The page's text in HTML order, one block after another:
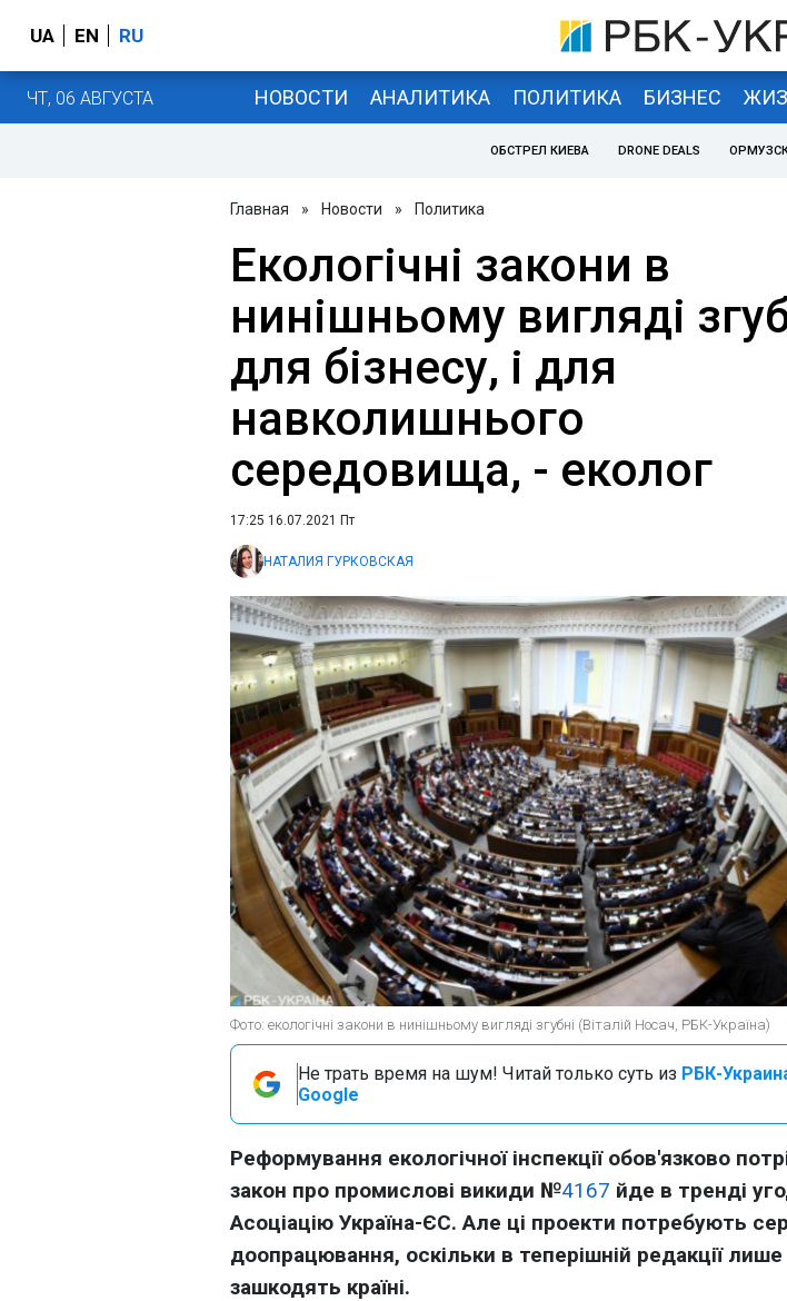
UA EN RU
ЧТ, 06 АВГУСТА НОВОСТИ АНАЛИТИКА ПОЛИТИКА БИЗНЕС
ОБСТРЕЛ КИЕВА DRONE DEALS
Главная » Новости » Политика
Екологічні закони в
нинішньому вигляді
для бізнесу, і для
навколишнього
середовища, - еколог
17:25 16.07.2021 Пт
НАТАЛИЯ ГУРКОВСКАЯ
Фото: екологічні закони в нинішньому вигляді згубні (Віталій Носач, РБК-Україна)
Не трать время на шум! Читай только суть из РБК-
Google
Реформування екологічної інспекції обов'язково
закон про промислові викиди №4167 йде в тренді
Асоціацію Україна-ЄС. Але ці проекти потребують
доопрацювання, оскільки в теперішній редакції лише
зашкодять країні.